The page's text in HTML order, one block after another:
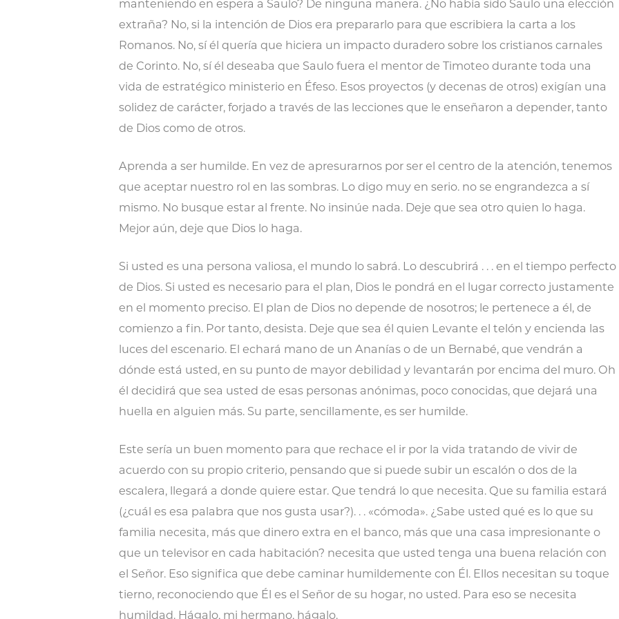
manteniendo en espera a Saulo? De ninguna manera. ¿No había sido Saulo una elección
extraña? No, si la intención de Dios era prepararlo para que escribiera la carta a los
Romanos. No, sí él quería que hiciera un impacto duradero sobre los cristianos carnales
de Corinto. No, sí él deseaba que Saulo fuera el mentor de Timoteo durante toda una
vida de estratégico ministerio en Éfeso. Esos proyectos (y decenas de otros) exigían una
solidez de carácter, forjado a través de las lecciones que le enseñaron a depender, tanto
de Dios como de otros.
Aprenda a ser humilde. En vez de apresurarnos por ser el centro de la atención, tenemos
que aceptar nuestro rol en las sombras. Lo digo muy en serio. no se engrandezca a sí
mismo. No busque estar al frente. No insinúe nada. Deje que sea otro quien lo haga.
Mejor aún, deje que Dios lo haga.
Si usted es una persona valiosa, el mundo lo sabrá. Lo descubrirá . . . en el tiempo perfecto
de Dios. Si usted es necesario para el plan, Dios le pondrá en el lugar correcto justamente
en el momento preciso. El plan de Dios no depende de nosotros; le pertenece a él, de
comienzo a fin. Por tanto, desista. Deje que sea él quien Levante el telón y encienda las
luces del escenario. El echará mano de un Ananías o de un Bernabé, que vendrán a
dónde está usted, en su punto de mayor debilidad y levantarán por encima del muro. Oh
él decidirá que sea usted de esas personas anónimas, poco conocidas, que dejará una
huella en alguien más. Su parte, sencillamente, es ser humilde.
Este sería un buen momento para que rechace el ir por la vida tratando de vivir de
acuerdo con su propio criterio, pensando que si puede subir un escalón o dos de la
escalera, llegará a donde quiere estar. Que tendrá lo que necesita. Que su familia estará
(¿cuál es esa palabra que nos gusta usar?). . . «cómoda». ¿Sabe usted qué es lo que su
familia necesita, más que dinero extra en el banco, más que una casa impresionante o
que un televisor en cada habitación? necesita que usted tenga una buena relación con
el Señor. Eso significa que debe caminar humildemente con Él. Ellos necesitan su toque
tierno, reconociendo que Él es el Señor de su hogar, no usted. Para eso se necesita
humildad. Hágalo, mi hermano, hágalo.